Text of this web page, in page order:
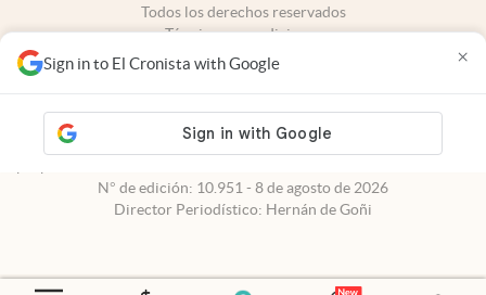
Sign in to El Cronista with Google ×
Todos los derechos reservados
Términos y condiciones
Privacidad
Consentimiento
cronista.com
es propiedad de El Cronista Comercial S.A Registro de
N° de edición: 10.951 - 8 de agosto de 2026
Director Periodístico: Hernán de Goñi